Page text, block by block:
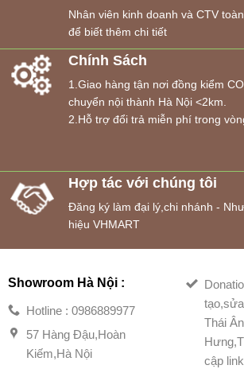
Nhân viên kinh doanh và CTV
để biết thêm chi tiết
Chính Sách
1.Giao hàng tận nơi đồng kiểm
chuyển nội thành Hà Nội <2km.
2.Hỗ trợ đổi trả miễn phí trong
Hợp tác với chúng tôi
Đăng ký làm đại lý,chi nhánh -
hiệu VHMART
Showroom Hà Nội :
Hotline : 0986889977
57 Hàng Đậu,Hoàn
Kiếm,Hà Nội
Thái
cập